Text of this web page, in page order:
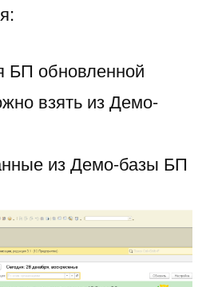
БП обновленной
взять из Демо-
из Демо-базы БП